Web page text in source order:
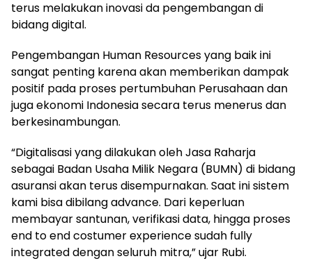
terus melakukan inovasi da pengembangan di
bidang digital.
Pengembangan Human Resources yang baik ini
sangat penting karena akan memberikan dampak
positif pada proses pertumbuhan Perusahaan dan
juga ekonomi Indonesia secara terus menerus dan
berkesinambungan.
“Digitalisasi yang dilakukan oleh Jasa Raharja
sebagai Badan Usaha Milik Negara (BUMN) di bidang
asuransi akan terus disempurnakan. Saat ini sistem
kami bisa dibilang advance. Dari keperluan
membayar santunan, verifikasi data, hingga proses
end to end costumer experience sudah fully
integrated dengan seluruh mitra,” ujar Rubi.